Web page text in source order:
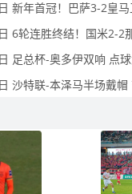
沙特联-本泽马半场戴